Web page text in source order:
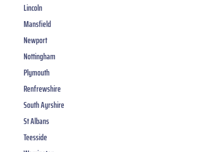
Lincoln
Mansfield
Newport
Nottingham
Plymouth
Renfrewshire
South Ayrshire
St Albans
Teesside